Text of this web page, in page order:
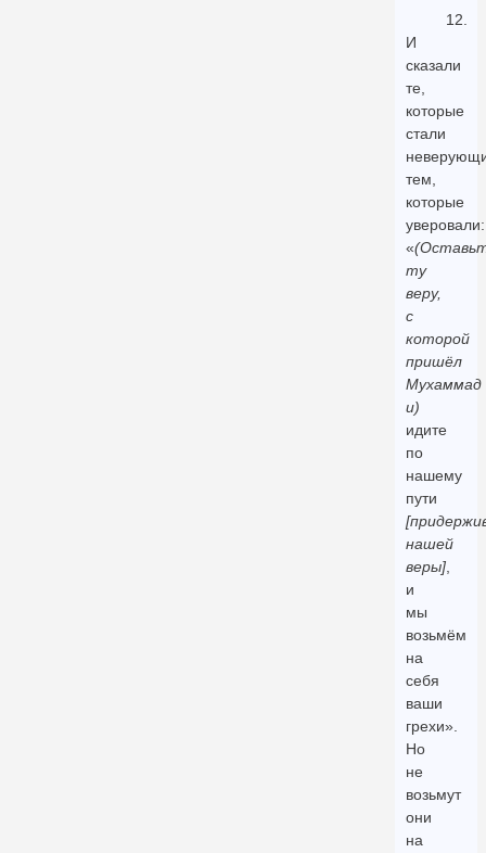
12.
И
сказали
те,
которые
стали
тем,
которые
уверовали:
«
ту
веру,
с
которой
пришёл
Мухаммад
и)
идите
по
нашему
пути
нашей
веры],
и
мы
возьмём
на
себя
ваши
грехи».
Но
не
возьмут
они
на